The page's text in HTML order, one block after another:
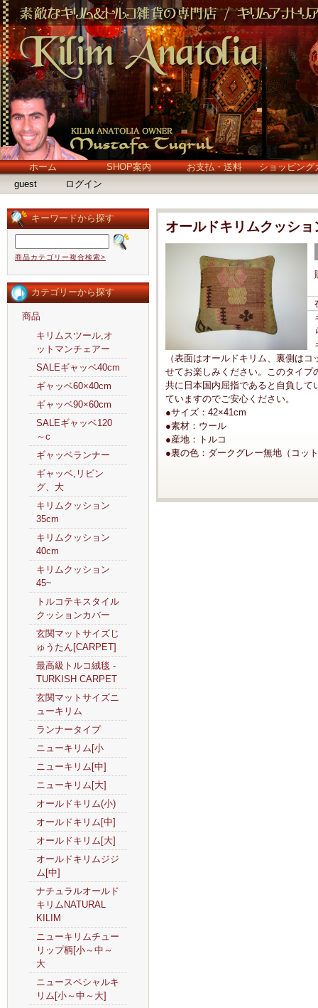
ホーム SHOP案内 お支払・送料
ショッピング
guest
ログイン
キーワードから探す
商品カテゴリー複合検索>
カテゴリーから探す
商品
キリムスツール,オ
ットマンチェアー
SALEギャッベ40cm
ギャッベ60×40cm
ギャッベ90×60cm
SALEギャッベ120
～c
ギャッベランナー
ギャッベ,リビン
グ、大
キリムクッション
35cm
キリムクッション
40cm
キリムクッション
45~
トルコテキスタイル
クッションカバー
玄関マットサイズじ
ゅうたん[CARPET]
最高級トルコ絨毯 -
TURKISH CARPET
玄関マットサイズニ
ューキリム
ランナータイプ
ニューキリム[小
ニューキリム[中]
ニューキリム[大]
オールドキリム(小)
オールドキリム[中]
オールドキリム[大]
オールドキリムジジ
ム[中]
ナチュラルオールド
キリムNATURAL
KILIM
ニューキリムチュー
リップ柄[小～中～
大
ニュースペシャルキ
リム[小～中～大]
オールドキリムクッショ
（表面はオールドキリム、裏側は
せてお楽しみください。このタイ
共に日本国内屈指であると自負し
ていますのでご安心ください。
●サイズ：42×41cm
●素材：ウール
●産地：トルコ
●裏の色：ダークグレー無地（コッ